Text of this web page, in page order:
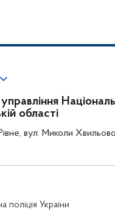
області
вул. Миколи
поліція України